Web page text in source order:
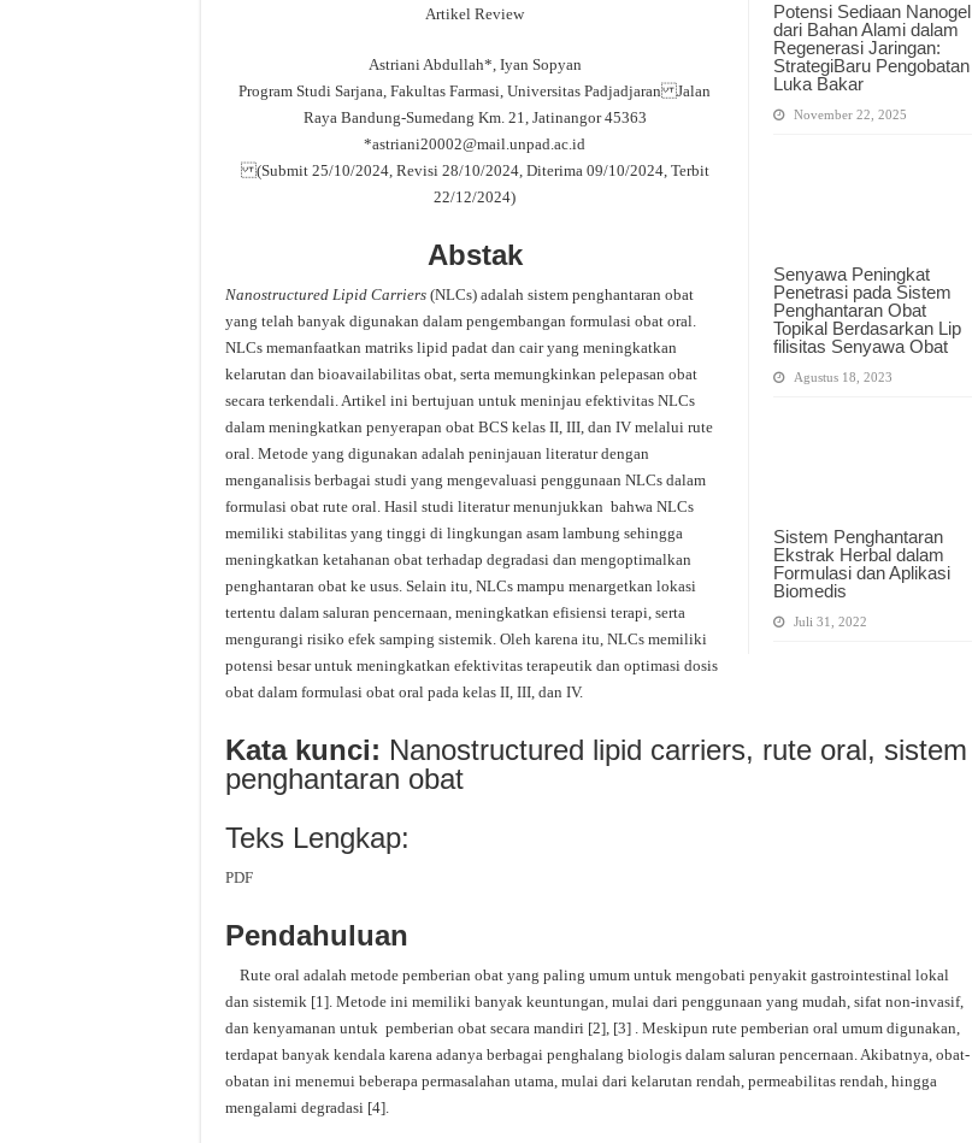
Potensi Sediaan Nanogel
dari Bahan Alami dalam
Regenerasi Jaringan:
StrategiBaru Pengobatan
Luka Bakar
November 22, 2025
Senyawa Peningkat
Penetrasi pada Sistem
Penghantaran Obat
Topikal Berdasarkan Lip
filisitas Senyawa Obat
Agustus 18, 2023
Sistem Penghantaran
Ekstrak Herbal dalam
Formulasi dan Aplikasi
Biomedis
Juli 31, 2022
Artikel Review
Astriani Abdullah*, Iyan Sopyan
Program Studi Sarjana, Fakultas Farmasi, Universitas Padjadjaran Jalan
Raya Bandung-Sumedang Km. 21, Jatinangor 45363
*astriani20002@mail.unpad.ac.id
(Submit 25/10/2024, Revisi 28/10/2024, Diterima 09/10/2024, Terbit
22/12/2024)
Abstak
Nanostructured Lipid Carriers (NLCs) adalah sistem penghantaran obat
yang telah banyak digunakan dalam pengembangan formulasi obat oral.
NLCs memanfaatkan matriks lipid padat dan cair yang meningkatkan
kelarutan dan bioavailabilitas obat, serta memungkinkan pelepasan obat
secara terkendali. Artikel ini bertujuan untuk meninjau efektivitas NLCs
dalam meningkatkan penyerapan obat BCS kelas II, III, dan IV melalui rute
oral. Metode yang digunakan adalah peninjauan literatur dengan
menganalisis berbagai studi yang mengevaluasi penggunaan NLCs dalam
formulasi obat rute oral. Hasil studi literatur menunjukkan bahwa NLCs
memiliki stabilitas yang tinggi di lingkungan asam lambung sehingga
meningkatkan ketahanan obat terhadap degradasi dan mengoptimalkan
penghantaran obat ke usus. Selain itu, NLCs mampu menargetkan lokasi
tertentu dalam saluran pencernaan, meningkatkan efisiensi terapi, serta
mengurangi risiko efek samping sistemik. Oleh karena itu, NLCs memiliki
potensi besar untuk meningkatkan efektivitas terapeutik dan optimasi dosis
obat dalam formulasi obat oral pada kelas II, III, dan IV.
Kata kunci: Nanostructured lipid carriers, rute oral, sistem
penghantaran obat
Teks Lengkap:
PDF
Pendahuluan
Rute oral adalah metode pemberian obat yang paling umum untuk mengobati penyakit gastrointestinal lokal
dan sistemik [1]. Metode ini memiliki banyak keuntungan, mulai dari penggunaan yang mudah, sifat non-invasif,
dan kenyamanan untuk pemberian obat secara mandiri [2], [3] . Meskipun rute pemberian oral umum digunakan,
terdapat banyak kendala karena adanya berbagai penghalang biologis dalam saluran pencernaan. Akibatnya, obat-
obatan ini menemui beberapa permasalahan utama, mulai dari kelarutan rendah, permeabilitas rendah, hingga
mengalami degradasi [4].